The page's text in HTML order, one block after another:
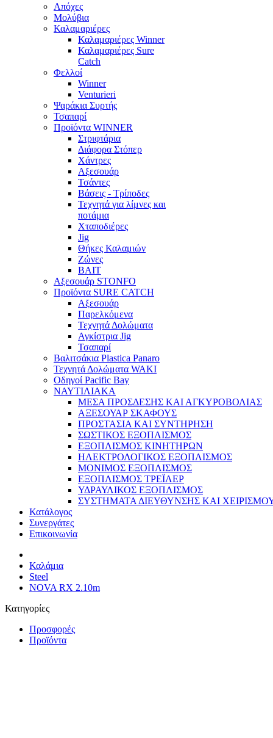
Απόχες
Μολύβια
Καλαμαριέρες
Καλαμαριέρες Winner
Καλαμαριέρες Sure
Catch
Φελλοί
Winner
Venturieri
Ψαράκια Συρτής
Τσαπαρί
Προϊόντα WINNER
Στριφτάρια
Διάφορα Στόπερ
Χάντρες
Αξεσουάρ
Τσάντες
Βάσεις - Τρίποδες
Τεχνητά για λίμνες και
ποτάμια
Χταποδιέρες
Jig
Θήκες Καλαμιών
Ζώνες
BAIT
Αξεσουάρ STONFO
Προϊόντα SURE CATCH
Αξεσουάρ
Παρελκόμενα
Τεχνητά Δολώματα
Αγκίστρια Jig
Τσαπαρί
Βαλιτσάκια Plastica Panaro
Τεχνητά Δολώματα WAKI
Οδηγοί Pacific Bay
ΝΑΥΤΙΛΙΑΚΑ
ΜΕΣΑ ΠΡΟΣΔΕΣΗΣ ΚΑΙ ΑΓΚΥΡΟΒΟΛΙΑΣ
ΑΞΕΣΟΥΑΡ ΣΚΑΦΟΥΣ
ΠΡΟΣΤΑΣΙΑ ΚΑΙ ΣΥΝΤΗΡΗΣΗ
ΣΩΣΤΙΚΟΣ ΕΞΟΠΛΙΣΜΟΣ
ΕΞΟΠΛΙΣΜΟΣ ΚΙΝΗΤΗΡΩΝ
ΗΛΕΚΤΡΟΛΟΓΙΚΟΣ ΕΞΟΠΛΙΣΜΟΣ
ΜΟΝΙΜΟΣ ΕΞΟΠΛΙΣΜΟΣ
ΕΞΟΠΛΙΣΜΟΣ ΤΡΕΪΛΕΡ
ΥΔΡΑΥΛΙΚΟΣ ΕΞΟΠΛΙΣΜΟΣ
ΣΥΣΤΗΜΑΤΑ ΔΙΕΥΘΥΝΣΗΣ ΚΑΙ
Κατάλογος
Συνεργάτες
Επικοινωνία
Καλάμια
Steel
NOVA RX 2.10m
Κατηγορίες
Προσφορές
Προϊόντα